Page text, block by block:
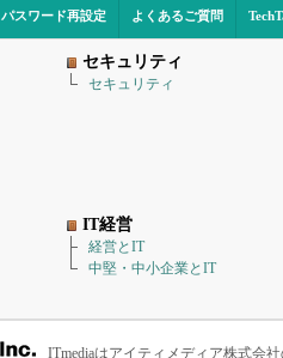
パスワード再設定 よくあるご質問
セキュリティ
セキュリティ
IT経営
経営とIT
中堅・中小企業とIT
ITmediaはアイティメディア株式会社